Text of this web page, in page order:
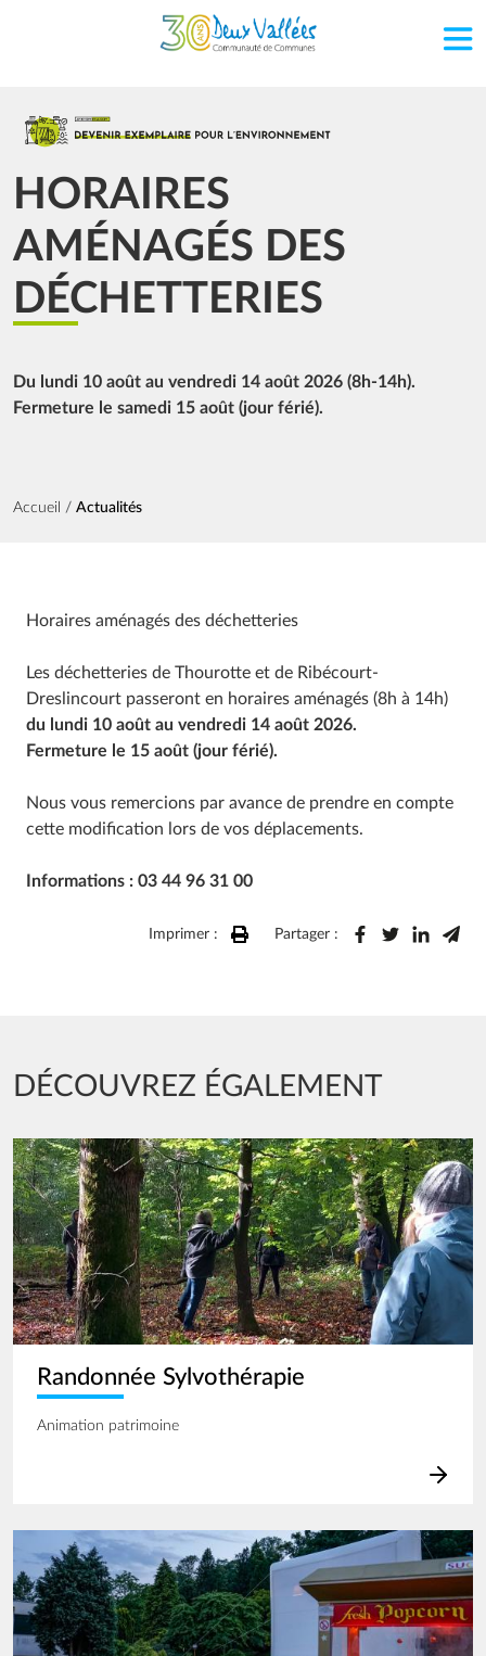
Aller au contenu principal
Image
HORAIRES
AMÉNAGÉS DES
DÉCHETTERIES
Du lundi 10 août au vendredi 14 août 2026 (8h-14h).
Fermeture le samedi 15 août (jour férié).
Fil d'Ariane
Accueil Actualités
Horaires aménagés des déchetteries
Les déchetteries de Thourotte et de Ribécourt-
Dreslincourt passeront en horaires aménagés (8h à 14h)
du lundi 10 août au vendredi 14 août 2026.
Fermeture le 15 août (jour férié).
Nous vous remercions par avance de prendre en compte
cette modification lors de vos déplacements.
Informations : 03 44 96 31 00
Imprimer : Partager :
DÉCOUVREZ ÉGALEMENT
Image
Randonnée Sylvothérapie
Animation patrimoine